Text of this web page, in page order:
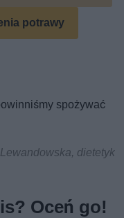
potrawy
spożywać
dietetyk
Oceń go!